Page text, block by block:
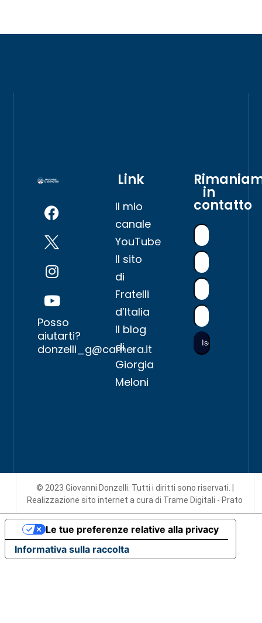
Posso
aiutarti?
donzelli_g@camera.it
Link
Il mio
canale
YouTube
Il sito
di
Fratelli
d’Italia
Il blog
di
Giorgia
Meloni
in
contatto
© 2023 Giovanni Donzelli. Tutti i diritti sono riservati. |
Realizzazione sito interneta cura di Trame Digitali - Prato
Informativa sulla raccolta
Le tue preferenze relative alla privacy